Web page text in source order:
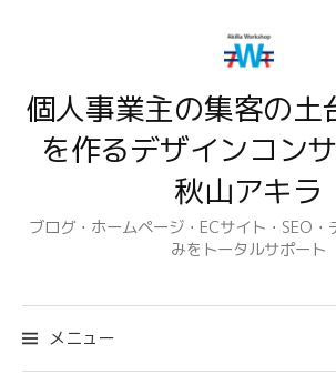
ン
キ
個人事業主の集客の土
を作るデザインコン
秋山アキラ
ブログ・ホームページ・ECサイト・SEO・
みをトータルサポート
メニュー